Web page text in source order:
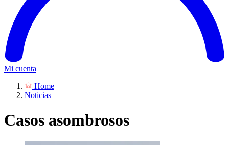
Mi cuenta
Home
Noticias
Casos asombrosos